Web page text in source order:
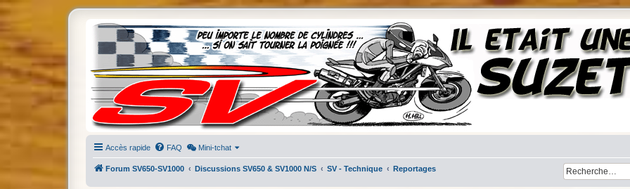
Accès rapide FAQ Mini-tchat
Forum SV650-SV1000 Discussions SV650 & SV1000 N/S SV - Technique Reportages